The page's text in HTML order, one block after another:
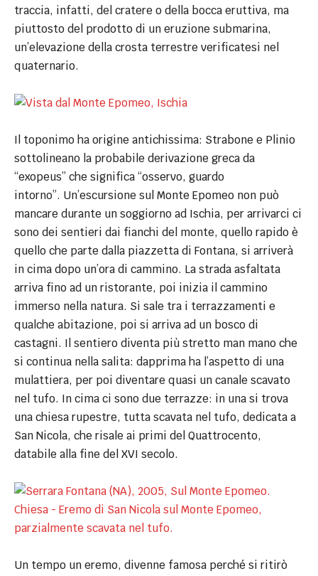
traccia, infatti, del cratere o della bocca eruttiva, ma
piuttosto del prodotto di un eruzione submarina,
un’elevazione della crosta terrestre verificatesi nel
quaternario.
Il toponimo ha origine antichissima: Strabone e Plinio
sottolineano la probabile derivazione greca da
“exopeus” che significa “osservo, guardo
intorno”. Un’escursione sul Monte Epomeo non può
mancare durante un soggiorno ad Ischia, per arrivarci ci
sono dei sentieri dai fianchi del monte, quello rapido è
quello che parte dalla piazzetta di Fontana, si arriverà
in cima dopo un’ora di cammino. La strada asfaltata
arriva fino ad un ristorante, poi inizia il cammino
immerso nella natura. Si sale tra i terrazzamenti e
qualche abitazione, poi si arriva ad un bosco di
castagni. Il sentiero diventa più stretto man mano che
si continua nella salita: dapprima ha l’aspetto di una
mulattiera, per poi diventare quasi un canale scavato
nel tufo. In cima ci sono due terrazze: in una si trova
una chiesa rupestre, tutta scavata nel tufo, dedicata a
San Nicola, che risale ai primi del Quattrocento,
databile alla fine del XVI secolo.
Un tempo un eremo, divenne famosa perché si ritirò